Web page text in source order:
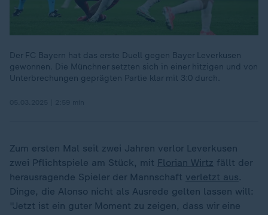
Der FC Bayern hat das erste Duell gegen Bayer Leverkusen
gewonnen. Die Münchner setzten sich in einer hitzigen und von
Unterbrechungen geprägten Partie klar mit 3:0 durch.
Zum ersten Mal seit zwei Jahren verlor Leverkusen
zwei Pflichtspiele am Stück, mit Florian Wirtz fällt der
herausragende Spieler der Mannschaft verletzt aus.
Dinge, die Alonso nicht als Ausrede gelten lassen will:
"Jetzt ist ein guter Moment zu zeigen, dass wir eine